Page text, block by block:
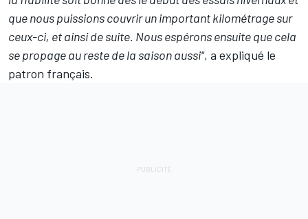
que nous puissions couvrir un important kilométrage sur
ceux-ci, et ainsi de suite. Nous espérons ensuite que cela
se propage au reste de la saison aussi", a expliqué le
patron français.